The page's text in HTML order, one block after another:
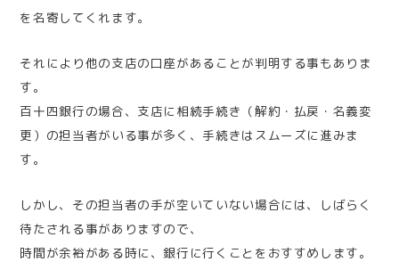
を名寄してくれます。
それにより他の支店の口座があることが判明する事もありま
す。
百十四銀行の場合、支店に相続手続き（解約・払戻・名義変
更）の担当者がいる事が多く、手続きはスムーズに進みま
す。
しかし、その担当者の手が空いていない場合には、しばらく
待たされる事がありますので、
時間が余裕がある時に、銀行に行くことをおすすめします。